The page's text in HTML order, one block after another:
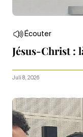
Écouter
Jésus-Christ :
Juli 8, 2026